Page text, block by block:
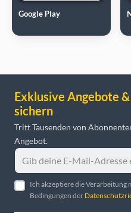
Google Play
Exklusive Angebote
sichern
Tritt Tausenden von
Angebot.
Ich akzeptiere die Verarbeitung
Bedingungen der